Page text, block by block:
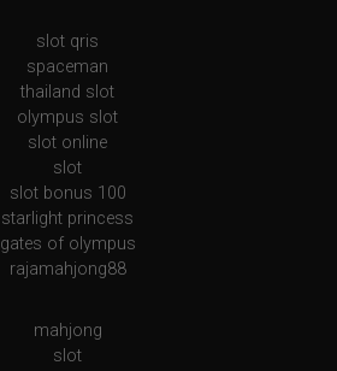
slot qris
spaceman
thailand slot
olympus slot
slot online
slot
slot bonus 100
starlight princess
gates of olympus
rajamahjong88
mahjong
slot